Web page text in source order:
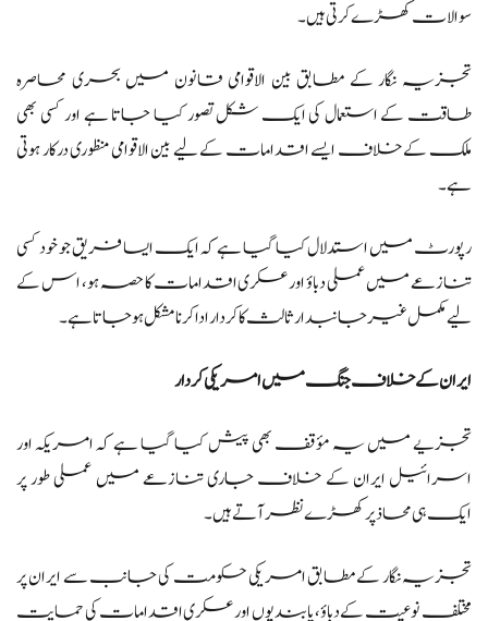
سوالات کھڑے کرتی ہیں۔
تجزیہ نگار کے مطابق بین الاقوامی قانون میں بحری محاصرہ
طاقت کے استعمال کی ایک شکل تصور کیا جاتا ہے اور کسی بھی
ملک کے خلاف ایسے اقدامات کے لیے بین الاقوامی منظوری درکار ہوتی
ہے۔
رپورٹ میں استدلال کیا گیا ہے کہ ایک ایسا فریق جو خود کسی
تنازعے میں عملی دباؤ اور عسکری اقدامات کا حصہ ہو، اس کے
لیے مکمل غیر جانبدار ثالث کا کردار ادا کرنا مشکل ہو جاتا ہے۔
ایران کے خلاف جنگ میں امریکی کردار
تجزیے میں یہ مؤقف بھی پیش کیا گیا ہے کہ امریکہ اور
اسرائیل ایران کے خلاف جاری تنازعے میں عملی طور پر
ایک ہی محاذ پر کھڑے نظر آتے ہیں۔
تجزیہ نگار کے مطابق امریکی حکومت کی جانب سے ایران پر
مختلف نوعیت کے دباؤ، پابندیوں اور عسکری اقدامات کی حمایت